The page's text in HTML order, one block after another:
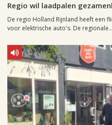
Regio wil laadpalen
De regio Holland Rijnland heeft een
voor elektrische auto's. De regionale...